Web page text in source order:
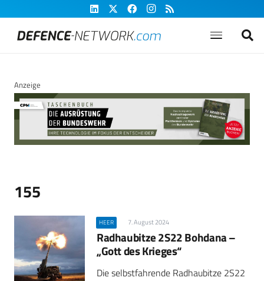
Anzeige
155
HEER 7. August 2024
Radhaubitze 2S22 Bohdana –
„Gott des Krieges“
Die selbstfahrende Radhaubitze 2S22